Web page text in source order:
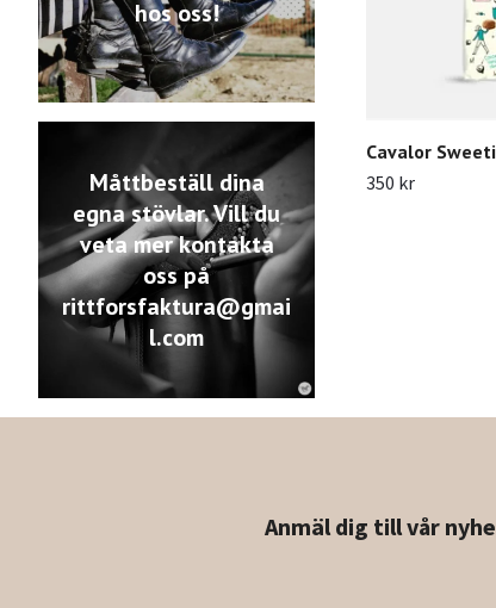
hos oss!
Måttbeställ dina
egna stövlar. Vill du
veta mer kontakta
oss på
rittforsfaktura@gmai
l.com
Cavalor
350 kr
Anmäl dig till vår